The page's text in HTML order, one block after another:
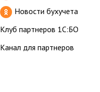
Новости бухучета
Клуб партнеров 1С:БО
Канал для партнеров